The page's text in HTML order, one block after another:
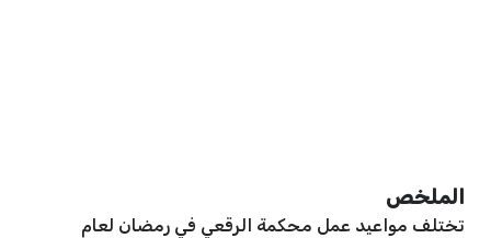
الملخص
تختلف مواعيد عمل محكمة الرقعي في رمضان لعام